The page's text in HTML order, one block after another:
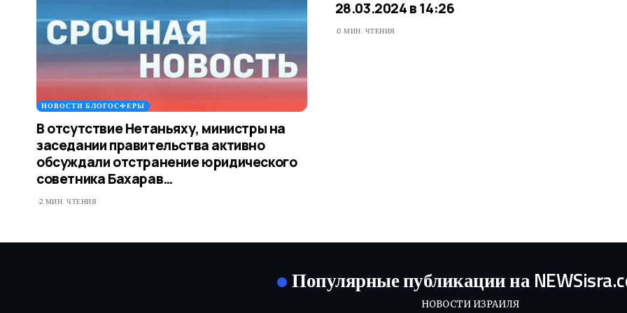
НОВОСТИ БЛОГОСФЕРЫ
В отсутствие Нетаньяху, министры на
заседании правительства активно
обсуждали отстранение юридического
советника Бахарав…
2 МИН. ЧТЕНИЯ
28.03.2024 в 14:26
0 МИН. ЧТЕНИЯ
Популярные публикации на
НОВОСТИ ИЗРАИЛЯ